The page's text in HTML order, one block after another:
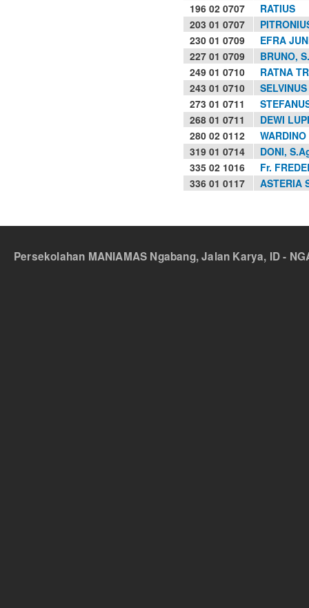
196 02 0707
RATIUS
203 01 0707
230 01 0709
EFRA
227 01 0709
BRUNO,
249 01 0710
RATNA
243 01 0710
273 01 0711
268 01 0711
DEWI
280 02 0112
319 01 0714
DONI,
335 02 1016
Fr.
336 01 0117
ASTERIA
Persekolahan MANIAMAS Ngabang, Jalan Karya, ID -